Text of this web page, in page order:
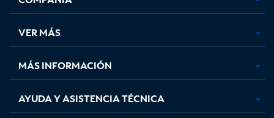
en
pestaña
nueva
en
pestaña
nueva
en
pestaña
nueva
en
nueva
VER MÁS
MÁS INFORMACIÓN
AYUDA Y ASISTENCIA TÉCNICA